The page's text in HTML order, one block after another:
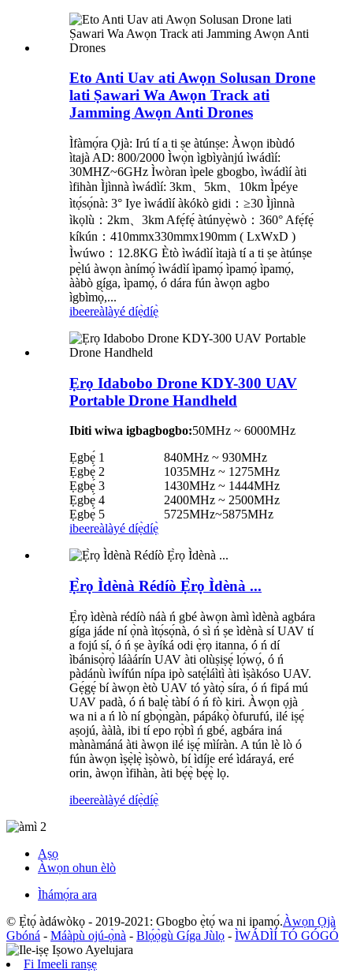
Eto Anti Uav ati Awọn Solusan Drone
lati Ṣawari Wa Awọn Track ati
Jamming Awọn Anti Drones
Ìfàmọ́ra Ọjà: Irú tí a ti ṣe àtúnṣe: Àwọn ibùdó
ìtajà AD: 800/2000 Ìwọ̀n ìgbìyànjú ìwádìí:
30MHZ~6GHz Ìwòran ìpele gbogbo, ìwádìí àti
ìfihàn Ìjìnnà ìwádìí: 3km、5km、10km Ìpéye
ìtọ́sọ́nà: 3° Iye ìwádìí àkókò gidi：≥30 Ìjìnnà
ìkọlù：2km、3km Afẹ́fẹ́ àtúnyẹ̀wò：360° Afẹ́fẹ́
kíkún：410mmx330mmx190mm ( LxWxD )
Ìwúwo：12.8KG Ètò ìwádìí ìtajà tí a ti ṣe àtúnṣe
pẹ̀lú àwọn ànímọ́ ìwádìí ìpamọ́ ìpamọ́ ìpamọ́,
ààbò gíga, ìpamọ́, ó dára fún àwọn agbo
ìgbìmọ̀,...
ibeereàlàyé díẹ̀díẹ̀
Ẹrọ Idabobo Drone KDY-300 UAV
Portable Drone Handheld
Ibiti wiwa igbagbogbo:50MHz ~ 6000MHz
Ẹgbẹ́ 1
840MHz ~ 930MHz
Ẹgbẹ́ 2
1035MHz ~ 1275MHz
Ẹgbẹ́ 3
1430MHz ~ 1444MHz
Ẹgbẹ́ 4
2400MHz ~ 2500MHz
Ẹgbẹ́ 5
5725MHz~5875MHz
ibeereàlàyé díẹ̀díẹ̀
Ẹ̀rọ Ìdènà Rédíò Ẹ̀rọ Ìdènà ...
Ẹ̀rọ ìdènà rédíò náà ń gbé àwọn àmì ìdènà agbára
gíga jáde ní ọ̀nà ìtọ́sọ́nà, ó sì ń ṣe ìdènà sí UAV tí
a fojú sí, ó ń ṣe àyíká odi ẹ̀rọ itanna, ó ń dí
ìbánisọ̀rọ̀ láàárín UAV àti olùṣiṣẹ́ lọ́wọ́, ó ń
pàdánù ìwífún nípa ipò satẹ́láìtì àti ìṣàkóso UAV.
Gẹ́gẹ́ bí àwọn ètò UAV tó yàtọ̀ síra, ó ń fipá mú
UAV padà, ó ń balẹ̀ tàbí ó ń fò kiri. Àwọn ọjà
wa ni a ń lò ní gbọ̀ngàn, pápákọ̀ òfurufú, ilé iṣẹ́
aṣojú, ààlà, ibi tí epo rọ̀bì ń gbé, agbára iná
mànàmáná àti àwọn ilé iṣẹ́ mìíràn. A tún lè lò ó
fún àwọn ìṣẹ̀lẹ̀ ìṣòwò, bí ìdíje eré ìdárayá, eré
orin, àwọn ìfihàn, àti bẹ́ẹ̀ bẹ́ẹ̀ lọ.
ibeereàlàyé díẹ̀díẹ̀
Aṣọ
Àwọn ohun èlò
Ìhámọ́ra ara
© Ẹ̀tọ́ àdáwòkọ - 2019-2021: Gbogbo ẹ̀tọ́ wa ni ipamọ́.Àwọn Ọjà
Gbóná - Máàpù ojú-ọ̀nà - Blọ́ọ̀gù Gíga Jùlọ - ÌWÁDÌÍ TÓ GÓGÓ
Fi Imeeli ranṣẹ